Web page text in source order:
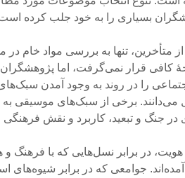
بسیاری را به خود جلب کرده
متأخرین، تنها به بررسی مواد خام در
کافی قرار نمی‌گرفت، اما
را در روند به وجود آمدن
می‌دانند. برخی از سبک‌های موسیقی به
جنگ و تبعید، کاربرد و نقش فرهنگی
در برابر نسل‌هایی که با فرهنگ
آمده‌اند. جوامعی که در برابر شیوه‌های